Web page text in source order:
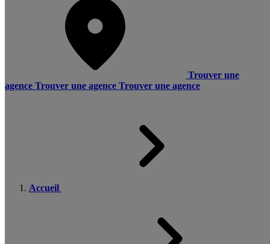
Trouver une
agence Trouver une agence Trouver une agence
Accueil